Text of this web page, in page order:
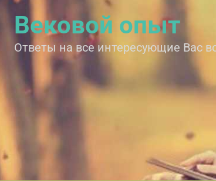
Вековой опыт
Ответы на все интересующие Вас